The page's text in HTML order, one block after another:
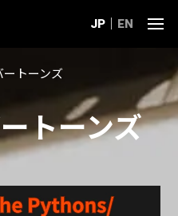
JP EN
ートーンズ
トーンズ